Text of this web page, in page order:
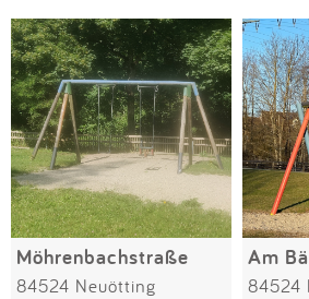
Möhrenbachstraße
84524 Neuötting
Am
84524